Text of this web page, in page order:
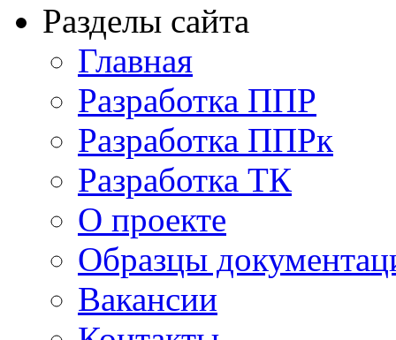
Разделы сайта
Главная
Разработка ППР
Разработка ППРк
Разработка ТК
О проекте
Образцы
Вакансии